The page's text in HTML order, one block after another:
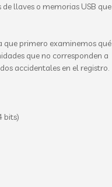
llaves o memorias USB que
que primero examinemos qué
que no corresponden a
accidentales en el registro.
bits)